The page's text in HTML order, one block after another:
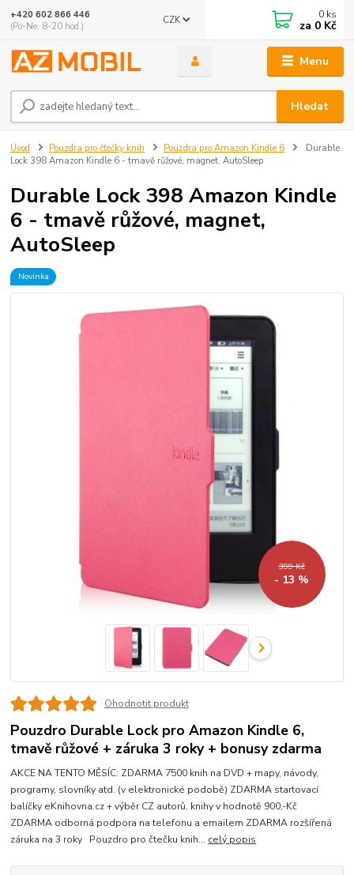
Menu
CZK
Hledat
+420 602 866 446
(Po-Ne, 8-20 hod.)
0 ks
za 0 Kč
Úvod Pouzdra pro čtečky knih Pouzdra pro Amazon Kindle 6
Durable
Lock 398 Amazon Kindle 6 - tmavě růžové, magnet, AutoSleep
Durable Lock 398 Amazon Kindle
6 - tmavě růžové, magnet,
AutoSleep
Novinka
399 Kč
- 13 %
Ohodnotit produkt
Pouzdro Durable Lock pro Amazon Kindle 6,
tmavě růžové + záruka 3 roky + bonusy zdarma
AKCE NA TENTO MĚSÍC: ZDARMA 7500 knih na DVD + mapy, návody,
programy, slovníky atd. (v elektronické podobě) ZDARMA startovací
balíčky eKnihovna.cz + výběr CZ autorů, knihy v hodnotě 900,-Kč
ZDARMA odborná podpora na telefonu a emailem ZDARMA rozšířená
záruka na 3 roky Pouzdro pro čtečku knih... celý popis